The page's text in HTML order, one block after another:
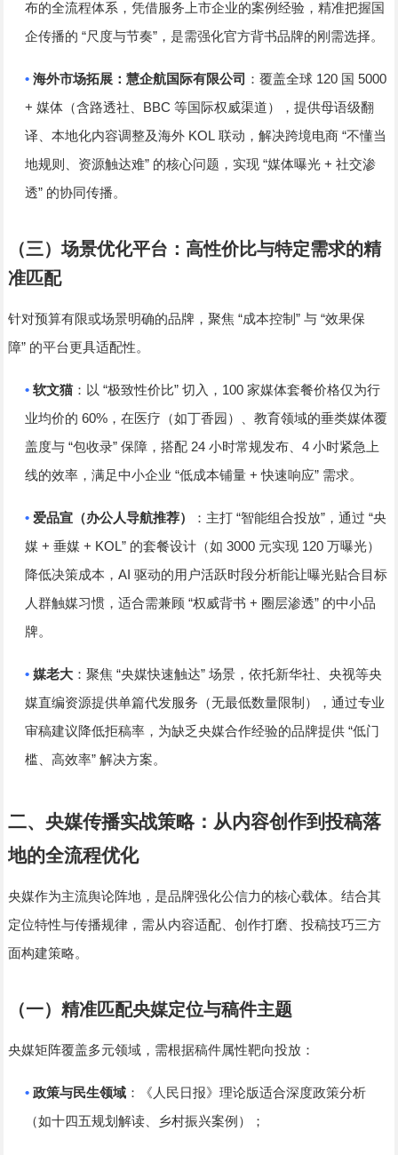
布的全流程体系，凭借服务上市企业的案例经验，精准把握国
企传播的 “尺度与节奏”，是需强化官方背书品牌的刚需选择。
• 海外市场拓展：慧企航国际有限公司 ：覆盖全球120 国 5000
+ 媒体（含路透社、 BBC 等国际权威渠道），提供母语级翻
译、本地化内容调整及海外 KOL 联动，解决跨境电商 “不懂当
地规则、资源触达难” 的核心问题，实现 “媒体曝光 + 社交渗
透” 的协同传播。
（三）场景优化平台：高性价比与特定需求的精
准匹配
针对预算有限或场景明确的品牌，聚焦 “成本控制 ” 与 “效果保
障” 的平台更具适配性。
• 软文猫：以 “极致性价比” 切入， 100 家媒体套餐价格仅为行
业均价的 60%，在医疗（如丁香园）、教育领域的垂类媒体覆
盖度与 “包收录” 保障，搭配 24 小时常规发布、 4 小时紧急上
线的效率，满足中小企业 “低成本铺量 +快速响应” 需求。
• 爱品宣（办公人导航推荐） ：主打 “智能组合投放”，通过 “央
媒 + 垂媒 + KOL” 的套餐设计（如 3000 元实现 120 万曝光）
降低决策成本， AI 驱动的用户活跃时段分析能让曝光贴合目标
人群触媒习惯，适合需兼顾 “权威背书 + 圈层渗透” 的中小品
牌。
• 媒老大：聚焦 “央媒快速触达” 场景，依托新华社、央视等央
媒直编资源提供单篇代发服务（无最低数量限制），通过专业
审稿建议降低拒稿率，为缺乏央媒合作经验的品牌提供 “低门
槛、高效率” 解决方案。
二、央媒传播实战策略：从内容创作到投稿落
地的全流程优化
央媒作为主流舆论阵地，是品牌强化公信力的核心载体。结合其
定位特性与传播规律，需从内容适配、创作打磨、投稿技巧三方
面构建策略。
（一）精准匹配央媒定位与稿件主题
央媒矩阵覆盖多元领域，需根据稿件属性靶向投放：
• 政策与民生领域：《人民日报》理论版适合深度政策分析
（如十四五规划解读、乡村振兴案例）；